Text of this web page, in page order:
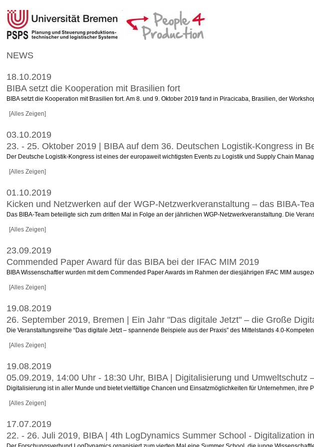
NEWS
18.10.2019
BIBA setzt die Kooperation mit Brasilien fort
BIBA setzt die Kooperation mit Brasilien fort. Am 8. und 9. Oktober 2019 fand in Piracicaba, Brasilien, der
[Alles Zeigen]
03.10.2019
23. - 25. Oktober 2019 | BIBA auf dem 36. Deutschen Logistik-Kongress in
Der Deutsche Logistik-Kongress ist eines der europaweit wichtigsten Events zu Logistik und Supply Chain
[Alles Zeigen]
01.10.2019
Kicken und Netzwerken auf der WGP-Netzwerkveranstaltung – das BIBA-
Das BIBA-Team beteiligte sich zum dritten Mal in Folge an der jährlichen WGP-Netzwerkveranstaltung. Die
[Alles Zeigen]
23.09.2019
Commended Paper Award für das BIBA bei der IFAC MIM 2019
BIBA Wissenschaftler wurden mit dem Commended Paper Awards im Rahmen der diesjährigen IFAC MIM
[Alles Zeigen]
19.08.2019
26. September 2019, Bremen | Ein Jahr "Das digitale Jetzt" – die Große
Die Veranstaltungsreihe “Das digitale Jetzt – spannende Beispiele aus der Praxis” des Mittelstands 4.0-
[Alles Zeigen]
19.08.2019
05.09.2019, 14:00 Uhr - 18:30 Uhr, BIBA | Digitalisierung und Umweltschutz
Digitalisierung ist in aller Munde und bietet vielfältige Chancen und Einsatzmöglichkeiten für Unternehmen,
[Alles Zeigen]
17.07.2019
22. - 26. Juli 2019, BIBA | 4th LogDynamics Summer School - Digitalization